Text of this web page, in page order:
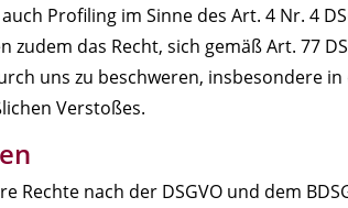
Profiling im Sinne des Art. 4 Nr. 4
zudem das Recht, sich gemäß Art. 77
uns zu beschweren, insbesondere
Verstoßes.
Rechte nach der DSGVO und dem